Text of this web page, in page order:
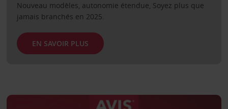
Nouveau modèles, autonomie étendue, Soyez plus que
jamais branchés en 2025.
EN SAVOIR PLUS